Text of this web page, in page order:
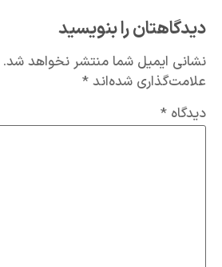
دیدگاهتان را بنویسید
نشانی ایمیل شما منتشر نخواهد شد.
علامت‌گذاری شده‌اند*
دیدگاه *